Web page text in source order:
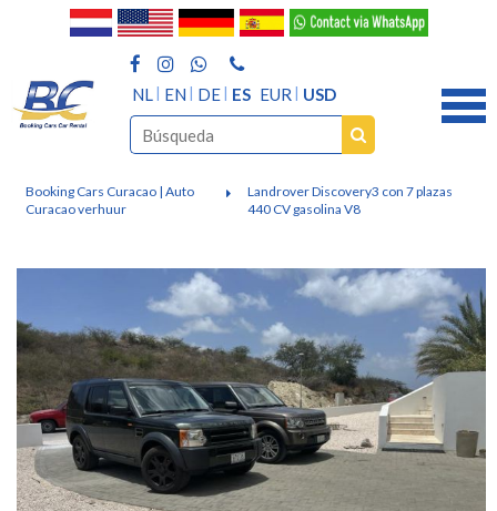
NL EN DE ES EUR USD
Booking Cars Curacao | Auto
Curacao verhuur
Landrover Discovery3 con 7 plazas
440 CV gasolina V8